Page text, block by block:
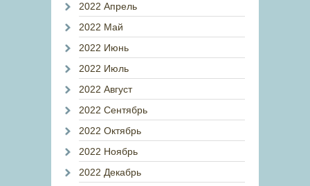
2022 Апрель
2022 Май
2022 Июнь
2022 Июль
2022 Август
2022 Сентябрь
2022 Октябрь
2022 Ноябрь
2022 Декабрь